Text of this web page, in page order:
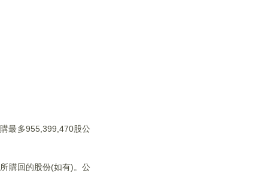
最多955,399,470股公
購回的股份(如有)。公